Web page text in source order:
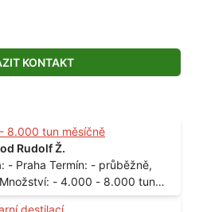
KONTAKT
8.000 tun měsíčně
Rudolf Ž.
destilací